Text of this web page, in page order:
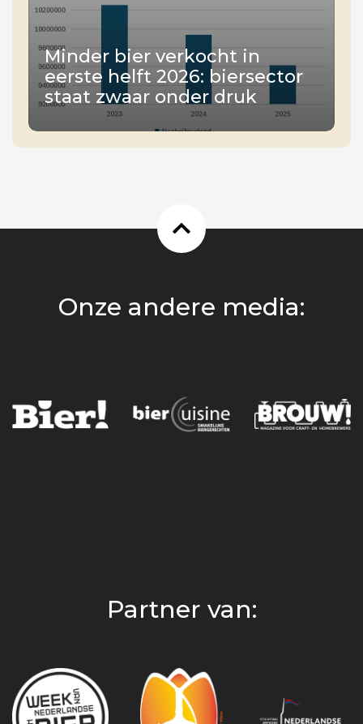
Minder bier verkocht in
eerste helft 2026: biersector
staat zwaar onder druk
Onze andere media:
Partner van: